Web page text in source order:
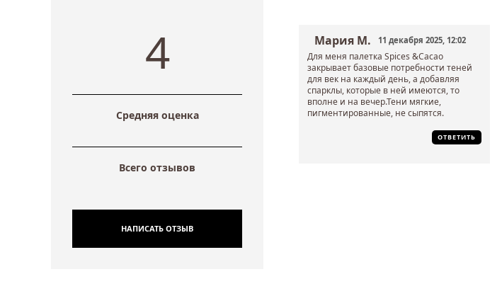
4
Средняя оценка
Всего отзывов
НАПИСАТЬ ОТЗЫВ
Мария М. 11 декабря 2025, 12:02
Для меня палетка Spices &Cacao
закрывает базовые потребности теней
для век на каждый день, а добавляя
спарклы, которые в ней имеются, то
вполне и на вечер.Тени мягкие,
пигментированные, не сыпятся.
ОТВЕТИТЬ